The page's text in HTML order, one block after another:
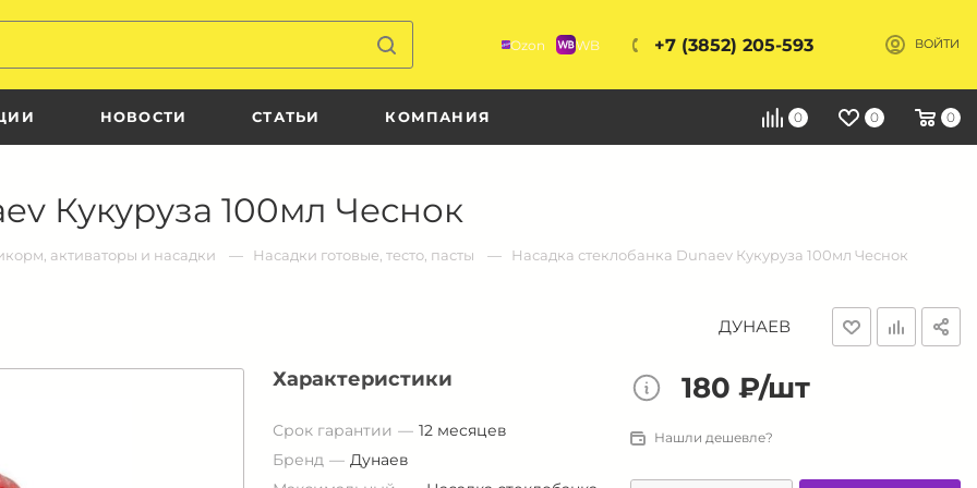
Ozon WB +7 (3852) 205-593 ВОЙТИ
НОВОСТИ СТАТЬИ КОМПАНИЯ 0 0 0
Кукуруза 100мл Чеснок
активаторы и насадки Насадки готовые, тесто, пасты Насадка стеклобанка Dunaev Кукуруза 100мл Чеснок
ДУНАЕВ
Характеристики
Срок гарантии
12 месяцев
Бренд
Дунаев
180 ₽/шт
Нашли дешевле?